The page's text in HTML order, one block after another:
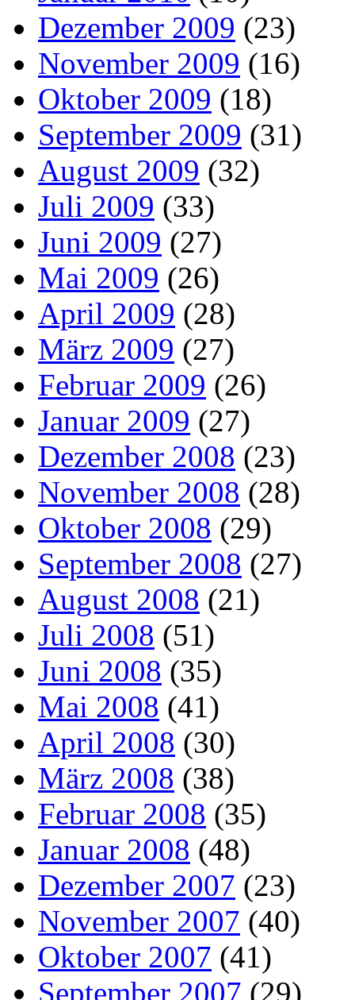
Dezember 2009 (23)
November 2009 (16)
Oktober 2009 (18)
September 2009 (31)
August 2009 (32)
Juli 2009 (33)
Juni 2009 (27)
Mai 2009 (26)
April 2009 (28)
März 2009 (27)
Februar 2009 (26)
Januar 2009 (27)
Dezember 2008 (23)
November 2008 (28)
Oktober 2008 (29)
September 2008 (27)
August 2008 (21)
Juli 2008 (51)
Juni 2008 (35)
Mai 2008 (41)
April 2008 (30)
März 2008 (38)
Februar 2008 (35)
Januar 2008 (48)
Dezember 2007 (23)
November 2007 (40)
Oktober 2007 (41)
September 2007 (29)